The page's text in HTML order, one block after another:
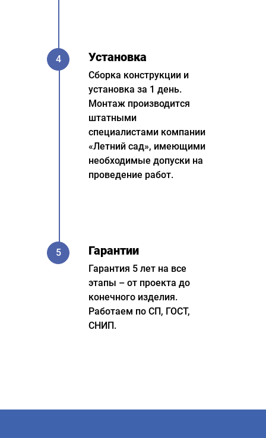
4 Установка
Сборка конструкции и
установка за 1 день.
Монтаж производится
штатными
специалистами компании
«Летний сад», имеющими
необходимые допуски на
проведение работ.
5 Гарантии
Гарантия 5 лет на все
этапы – от проекта до
конечного изделия.
Работаем по СП, ГОСТ,
СНИП.